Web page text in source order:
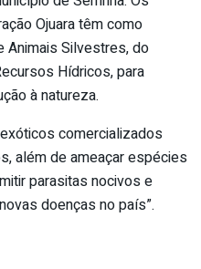
Ojuara têm como
Animais Silvestres, do
Hídricos, para
à natureza.
comercializados
além de ameaçar espécies
parasitas nocivos e
doenças no país”.